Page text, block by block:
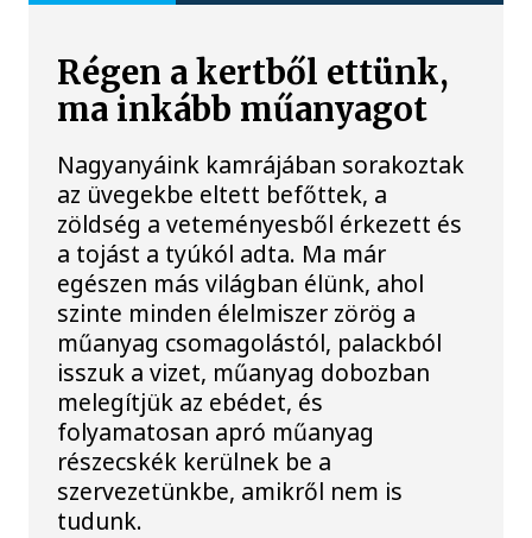
Régen a kertből ettünk,
ma inkább műanyagot
Nagyanyáink kamrájában sorakoztak
az üvegekbe eltett befőttek, a
zöldség a veteményesből érkezett és
a tojást a tyúkól adta. Ma már
egészen más világban élünk, ahol
szinte minden élelmiszer zörög a
műanyag csomagolástól, palackból
isszuk a vizet, műanyag dobozban
melegítjük az ebédet, és
folyamatosan apró műanyag
részecskék kerülnek be a
szervezetünkbe, amikről nem is
tudunk.